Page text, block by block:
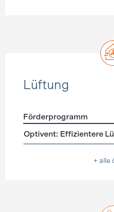
Lüftung
Förderprogramme
Förderprogramm
Optivent: Effizientere
+ alle